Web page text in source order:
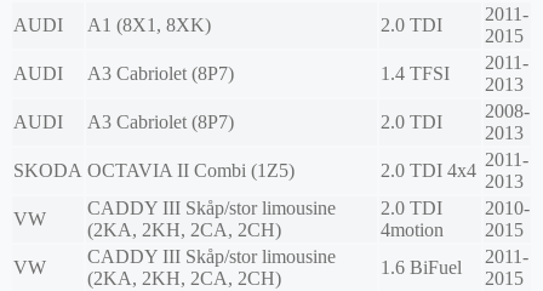
AUDI
A1 (8X1, 8XK) 2.0 TDI
2011-
2015
AUDI
A3 Cabriolet (8P7) 1.4 TFSI
2011-
2013
AUDI
A3 Cabriolet (8P7) 2.0 TDI
2008-
2013
SKODA OCTAVIA II Combi (1Z5) 2.0 TDI 4x4
2011-
2013
VW
CADDY III Skåp/stor limousine
(2KA, 2KH, 2CA, 2CH)
2.0 TDI
4motion
2010-
2015
VW
CADDY III Skåp/stor limousine
(2KA, 2KH, 2CA, 2CH)
1.6 BiFuel
2011-
2015